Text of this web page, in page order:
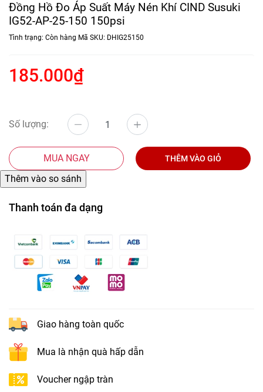
Đồng Hồ Đo Áp Suất Máy Nén Khí CIND Susuki
IG52-AP-25-150 150psi
Tình trạng: Còn hàng Mã SKU: DHIG25150
185.000₫
Số lượng:
MUA NGAY THÊM VÀO GIỎ
Thanh toán đa dạng
Giao hàng toàn quốc
Mua là nhận quà hấp dẫn
Voucher ngập tràn